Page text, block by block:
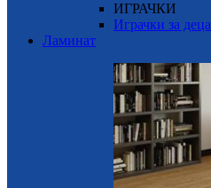
ИГРАЧКИ
Играчки за деца
Ламинат